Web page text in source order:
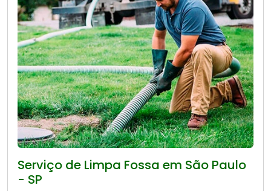
Serviço de Limpa Fossa em São Paulo
- SP